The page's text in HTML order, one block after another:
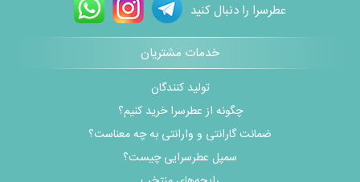
عطرسرا را دنبال کنید
خدمات مشتریان
تولید کنندگان
چگونه از عطرسرا خرید کنیم؟
ضمانت گارانتی و وارانتی به چه معناست؟
سمپل عطرسرایی چیست؟